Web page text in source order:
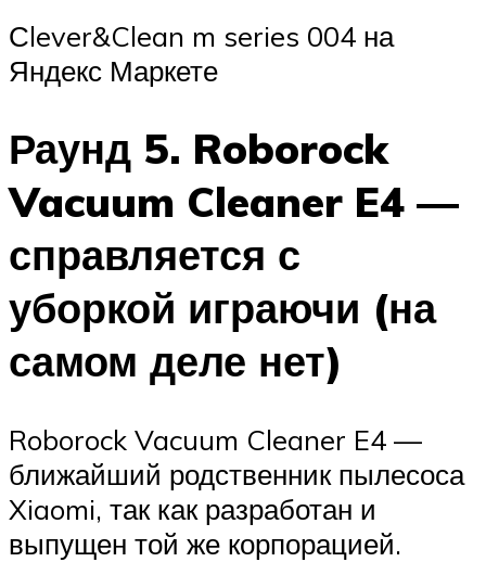
Сlever&Clean m series 004 на
Яндекс Маркете
Раунд 5. Roborock
Vacuum Cleaner E4 —
справляется с
уборкой играючи (на
самом деле нет)
Roborock Vacuum Cleaner E4 —
ближайший родственник пылесоса
Xiaomi, так как разработан и
выпущен той же корпорацией.